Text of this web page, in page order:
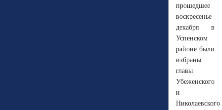
прошедшее
воскресенье
декабря в
Успенском
районе были
избраны
главы
Убеженского
и
Николаевского